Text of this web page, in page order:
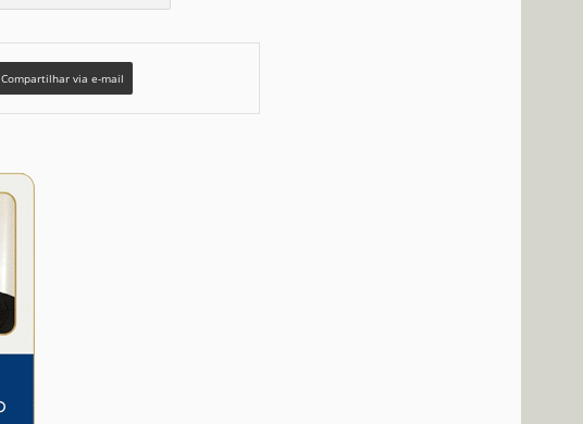
Compartilhar via e-mail